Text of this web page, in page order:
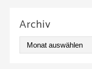
(Seminar
|
Online)
Archiv